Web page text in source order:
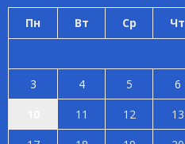
Пн Вт Ср Чт
3
4 5 6
11 12 13